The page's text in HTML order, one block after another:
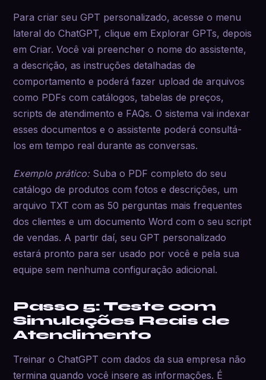
Para criar seu GPT personalizado, acesse o menu
lateral do ChatGPT, clique em Explorar GPTs, depois
em Criar. Você vai preencher o nome do assistente,
a descrição, as instruções detalhadas de
comportamento e poderá fazer upload de arquivos
como PDFs com catálogos, tabelas de preços,
scripts de atendimento e FAQs. O sistema vai indexar
esses documentos e o assistente poderá consultá-
los em tempo real durante as conversas.
Exemplo prático:Suba o PDF completo do seu
catálogo de produtos com fotos e descrições, um
arquivo TXT com as 50 perguntas mais frequentes
dos clientes e um documento Word com o seu script
de vendas. A partir daí, seu GPT personalizado
estará pronto para ser usado por você e pela sua
equipe sem nenhuma configuração adicional.
Passo 5: Teste com
Simulações Reais de
Atendimento
Treinar o ChatGPT com dados da sua empresa não
termina quando você insere as informações. É